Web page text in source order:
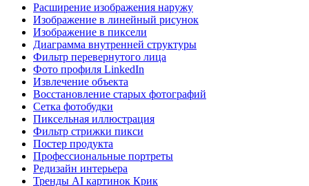
Расширение изображения наружу
Изображение в линейный рисунок
Изображение в пиксели
Диаграмма внутренней структуры
Фильтр перевернутого лица
Фото профиля LinkedIn
Извлечение объекта
Восстановление старых фотографий
Сетка фотобудки
Пиксельная иллюстрация
Фильтр стрижки пикси
Постер продукта
Профессиональные портреты
Редизайн интерьера
Тренды AI картинок Крик